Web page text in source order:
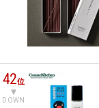
42位
DOWN